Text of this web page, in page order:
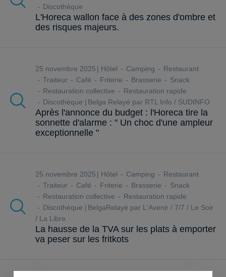
Discothèque
L'Horeca wallon face à des zones d'ombre et
des risques majeurs.
25 novembre 2025 Hôtel Camping
Restaurant
Traiteur
Café Friterie Brasserie
Snack
Restauration collective
Restauration rapide
Discothèque
Belga Relayé par RTL Info / SUDINFO
Après l'annonce du budget : l'Horeca tire la
sonnette d'alarme : " Un choc d'une ampleur
exceptionnelle "
25 novembre 2025 Hôtel Camping
Restaurant
Traiteur
Café Friterie Brasserie
Snack
Restauration collective
Restauration rapide
Discothèque
BelgaRelayé par L'Avenir / 7/7 / Le Soir
/ La Libre
La hausse de la TVA sur les plats à emporter
va peser sur les fritkots